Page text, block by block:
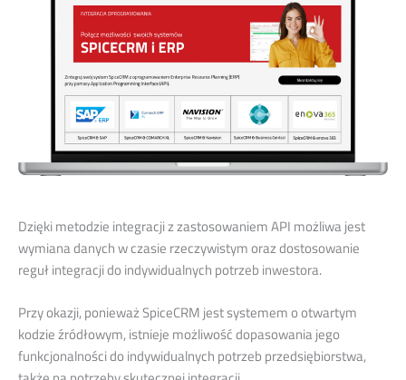
Dzięki metodzie integracji z zastosowaniem API możliwa jest
wymiana danych w czasie rzeczywistym oraz dostosowanie
reguł integracji do indywidualnych potrzeb inwestora.
Przy okazji, ponieważ SpiceCRM jest systemem o otwartym
kodzie źródłowym, istnieje możliwość dopasowania jego
funkcjonalności do indywidualnych potrzeb przedsiębiorstwa,